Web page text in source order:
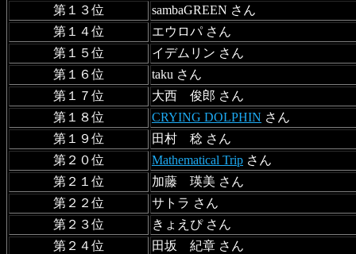
第１３位
sambaGREEN さん
第１４位
エウロパ さん
第１５位
イデムリン さん
第１６位
taku さん
第１７位
大西 俊郎 さん
第１８位
CRYING DOLPHIN さん
第１９位
田村 稔 さん
第２０位
Mathematical Trip さん
第２１位
加藤 瑛美 さん
第２２位
サトラ さん
第２３位
きょえぴ さん
第２４位
田坂 紀章 さん